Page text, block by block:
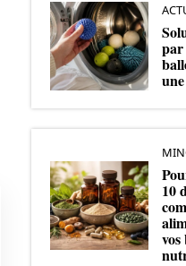
par
10
vos